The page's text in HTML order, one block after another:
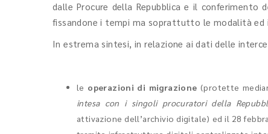
dalle Procure della Repubblica e il
fissandone i tempi ma soprattutto le modalità ed
In estrema sintesi, in relazione ai dati delle
le operazioni di migrazione (protette
intesa con i singoli procuratori della
attivazione dell’archivio digitale) ed il 28